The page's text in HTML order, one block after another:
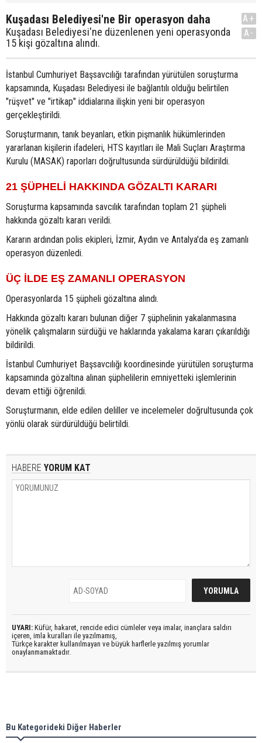
Kuşadası Belediyesi'ne Bir operasyon daha
Kuşadası Belediyesi'ne düzenlenen yeni operasyonda
15 kişi gözaltına alındı.
A+
A-
İstanbul Cumhuriyet Başsavcılığı tarafından yürütülen soruşturma
kapsamında, Kuşadası Belediyesi ile bağlantılı olduğu belirtilen
"rüşvet" ve "irtikap" iddialarına ilişkin yeni bir operasyon
gerçekleştirildi.
Soruşturmanın, tanık beyanları, etkin pişmanlık hükümlerinden
yararlanan kişilerin ifadeleri, HTS kayıtları ile Mali Suçları Araştırma
Kurulu (MASAK) raporları doğrultusunda sürdürüldüğü bildirildi.
21 ŞÜPHELİ HAKKINDA GÖZALTI KARARI
Soruşturma kapsamında savcılık tarafından toplam 21 şüpheli
hakkında gözaltı kararı verildi.
Kararın ardından polis ekipleri, İzmir, Aydın ve Antalya'da eş zamanlı
operasyon düzenledi.
ÜÇ İLDE EŞ ZAMANLI OPERASYON
Operasyonlarda 15 şüpheli gözaltına alındı.
Hakkında gözaltı kararı bulunan diğer 7 şüphelinin yakalanmasına
yönelik çalışmaların sürdüğü ve haklarında yakalama kararı çıkarıldığı
bildirildi.
İstanbul Cumhuriyet Başsavcılığı koordinesinde yürütülen soruşturma
kapsamında gözaltına alınan şüphelilerin emniyetteki işlemlerinin
devam ettiği öğrenildi.
Soruşturmanın, elde edilen deliller ve incelemeler doğrultusunda çok
yönlü olarak sürdürüldüğü belirtildi.
HABERE YORUM KAT
UYARI: Küfür, hakaret, rencide edici cümleler veya imalar, inançlara saldırı
içeren, imla kuralları ile yazılmamış,
Türkçe karakter kullanılmayan ve büyük harflerle yazılmış yorumlar
onaylanmamaktadır.
Bu Kategorideki Diğer Haberler